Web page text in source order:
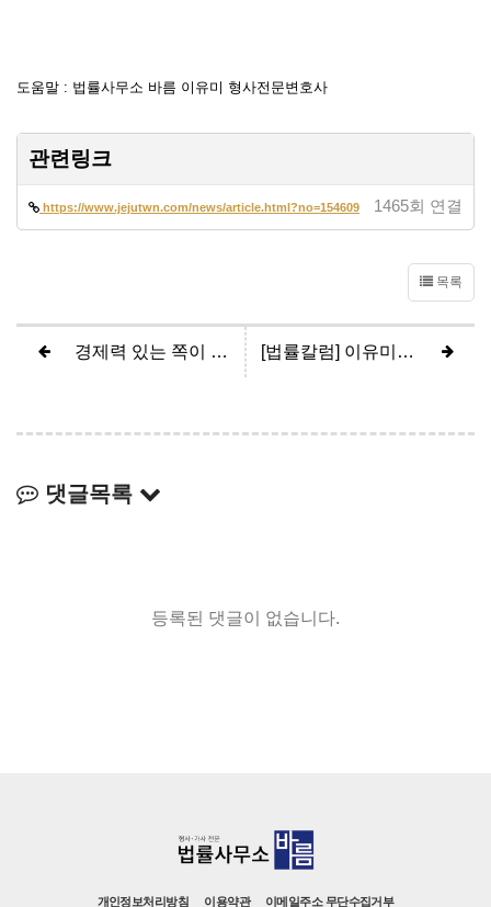
도움말 : 법률사무소 바름 이유미 형사전문변호사
관련링크
https://www.jejutwn.com/news/article.html?no=154609 1465회 연결
목록
경제력 있는 쪽이 이혼 재산분할 시 무조건 갑?..."전업주부도 기여도 인정" [법률칼럼] 이유미 변호사, 보이스피싱 가담 정도에 따라 형사처벌 받을 수 있어
댓글목록
등록된 댓글이 없습니다.
개인정보처리방침 이용약관 이메일주소 무단수집거부